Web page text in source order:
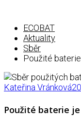
ECOBAT
Aktuality
Sběr
Použité
Kateřina Vránková
Použité baterie